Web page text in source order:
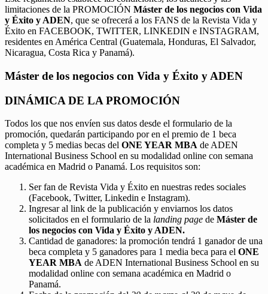
limitaciones de la PROMOCIÓN Máster de los negocios con Vida
y Éxito y ADEN, que se ofrecerá a los FANS de la Revista Vida y
Éxito en FACEBOOK, TWITTER, LINKEDIN e INSTAGRAM,
residentes en América Central (Guatemala, Honduras, El Salvador,
Nicaragua, Costa Rica y Panamá).
Máster de los negocios con Vida y Éxito y ADEN
DINÁMICA DE LA PROMOCIÓN
Todos los que nos envíen sus datos desde el formulario de la
promoción, quedarán participando por en el premio de 1 beca
completa y 5 medias becas del ONE YEAR MBA de ADEN
International Business School en su modalidad online con semana
académica en Madrid o Panamá. Los requisitos son:
Ser fan de Revista Vida y Éxito en nuestras redes sociales
(Facebook, Twitter, Linkedin e Instagram).
Ingresar al link de la publicación y enviarnos los datos
solicitados en el formulario de la landing page de Máster de
los negocios con Vida y Éxito y ADEN.
Cantidad de ganadores: la promoción tendrá 1 ganador de una
beca completa y 5 ganadores para 1 media beca para el ONE
YEAR MBA de ADEN International Business School en su
modalidad online con semana académica en Madrid o
Panamá.